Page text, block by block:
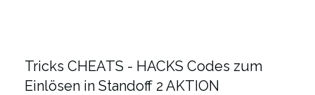
Tricks CHEATS - HACKS Codes zum
Einlösen in Standoff 2 AKTION